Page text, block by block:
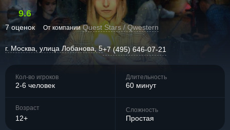
9.6
7 оценок От компании Quest Stars / Qwestern
г. Москва, улица Лобанова, 5+7 (495) 646-07-21
Кол-во игроков
2-6 человек
Длительность
60 минут
Возраст
12+
Сложность
Простая